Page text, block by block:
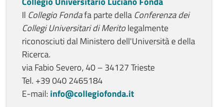
Il Collegio Fondafa parte della Conferenza dei
Collegi Universitari di Meritolegalmente
riconosciuti dal Ministero dell'Università e della
Ricerca.
via Fabio Severo, 40 – 34127 Trieste
Tel. +39 040 2465184
E-mail: info@collegiofonda.it